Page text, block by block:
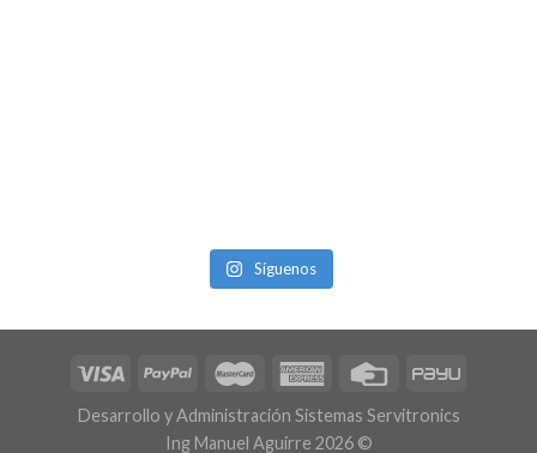
Síguenos
Desarrollo y Administración Sistemas Servitronics
Ing Manuel Aguirre 2026 ©